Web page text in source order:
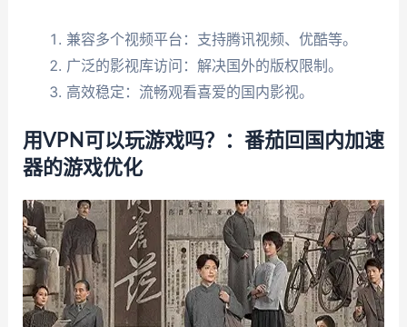
兼容多个视频平台：支持腾讯视频、优酷等。
广泛的影视库访问：解决国外的版权限制。
高效稳定：流畅观看喜爱的国内影视。
用VPN可以玩游戏吗？：番茄回国内加速
器的游戏优化